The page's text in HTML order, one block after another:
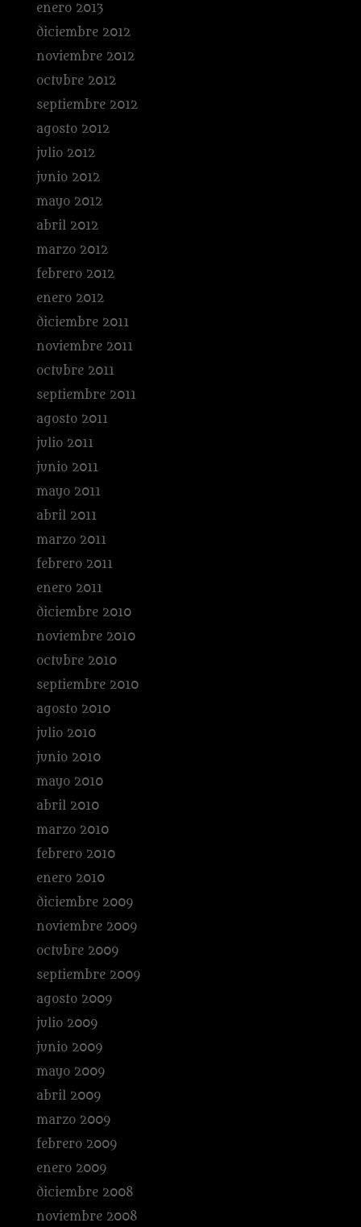
enero 2013
diciembre 2012
noviembre 2012
octubre 2012
septiembre 2012
agosto 2012
julio 2012
junio 2012
mayo 2012
abril 2012
marzo 2012
febrero 2012
enero 2012
diciembre 2011
noviembre 2011
octubre 2011
septiembre 2011
agosto 2011
julio 2011
junio 2011
mayo 2011
abril 2011
marzo 2011
febrero 2011
enero 2011
diciembre 2010
noviembre 2010
octubre 2010
septiembre 2010
agosto 2010
julio 2010
junio 2010
mayo 2010
abril 2010
marzo 2010
febrero 2010
enero 2010
diciembre 2009
noviembre 2009
octubre 2009
septiembre 2009
agosto 2009
julio 2009
junio 2009
mayo 2009
abril 2009
marzo 2009
febrero 2009
enero 2009
diciembre 2008
noviembre 2008